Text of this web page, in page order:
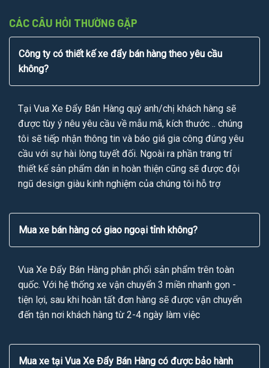
CÁC CÂU HỎI THƯỜNG GẶP
Công ty có thiết kế xe đẩy bán hàng theo yêu cầu
không?
Tại Vua Xe Đẩy Bán Hàng quý anh/chị khách hàng sẽ
được tùy ý nêu yêu cầu về mẫu mã, kích thước .. chúng
tôi sẽ tiếp nhận thông tin và báo giá gia công đúng yêu
cầu với sự hài lòng tuyết đối. Ngoài ra phần trang trí
thiết kế sản phẩm dán in hoàn thiện cũng sẽ được đội
ngũ design giàu kinh nghiệm của chúng tôi hỗ trợ
Mua xe bán hàng có giao ngoại tỉnh không?
Vua Xe Đẩy Bán Hàng phân phối sản phẩm trên toàn
quốc. Với hệ thống xe vận chuyển 3 miền nhanh gọn -
tiện lợi, sau khi hoàn tất đơn hàng sẽ được vận chuyển
đến tận nơi khách hàng từ 2-4 ngày làm việc
Mua xe tại Vua Xe Đẩy Bán Hàng có được bảo hành